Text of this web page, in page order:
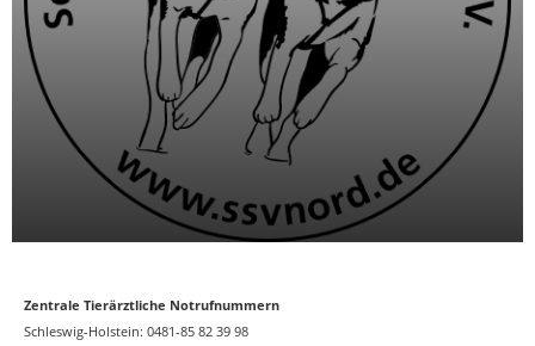
Zentrale Tierärztliche Notrufnummern
Schleswig-Holstein: 0481-85 82 39 98